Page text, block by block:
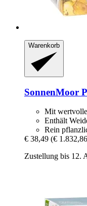
Warenkorb
SonnenMoor
Mit
Enthält
Rein
€ 38,49 (€
Zustellung bis 12.